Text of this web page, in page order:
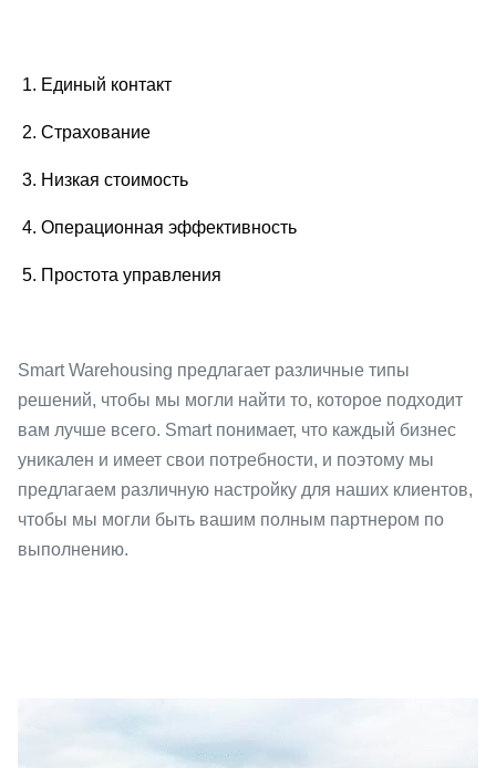
1. Единый контакт
2. Страхование
3. Низкая стоимость
4. Операционная эффективность
5. Простота управления
Smart Warehousing предлагает различные типы
решений, чтобы мы могли найти то, которое подходит
вам лучше всего. Smart понимает, что каждый бизнес
уникален и имеет свои потребности, и поэтому мы
предлагаем различную настройку для наших клиентов,
чтобы мы могли быть вашим полным партнером по
выполнению.